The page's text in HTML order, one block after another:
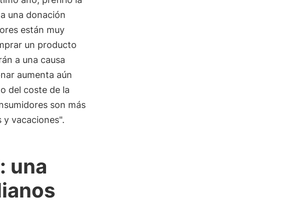
una donación
están muy
un producto
a una causa
aumenta aún
del coste de la
son más
y vacaciones".
una